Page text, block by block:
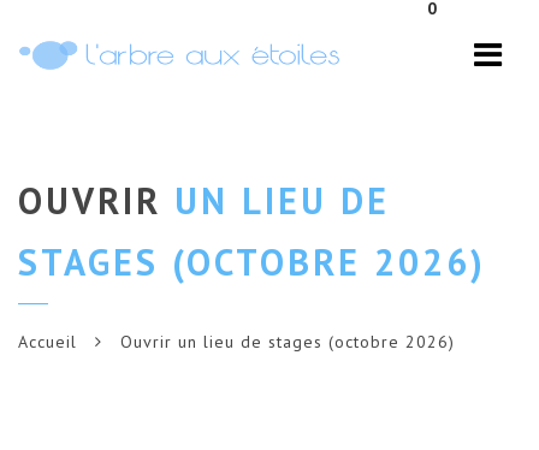
0
OUVRIR UN LIEU DE
STAGES (OCTOBRE 2026)
Accueil Ouvrir un lieu de stages (octobre 2026)